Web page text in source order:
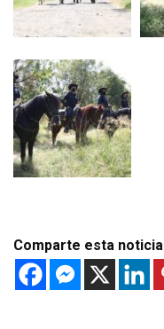
Comparte esta noticia